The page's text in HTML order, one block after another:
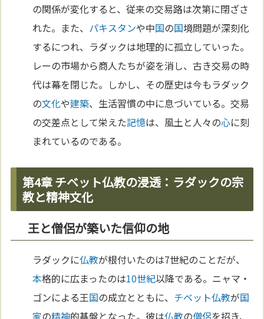
の関係が変化すると、従来の交易路は次第に閉ざさ
れた。また、 パキスタンや中国の国境問題が深刻化
するにつれ、ラダックは地理的に孤立していった。
レーの市場から商人たちが姿を消し、古き交易の時
代は幕を閉じた。しかし、その歴史は今もラダック
の文化や建築、生活習慣の中に息づいている。交易
の交差点として栄えた記憶は、風土と人々の心に刻
まれているのである。
第4章 チベット仏教の浸透：ラダックの宗
教と精神文化
王と僧侶が築いた信仰の地
ラダックに仏教が根付いたのは7世紀のことだが、
本格的に広まったのは10世紀以降である。ニャマ・
ゴンによる王国の成立とともに、 チベット仏教が国